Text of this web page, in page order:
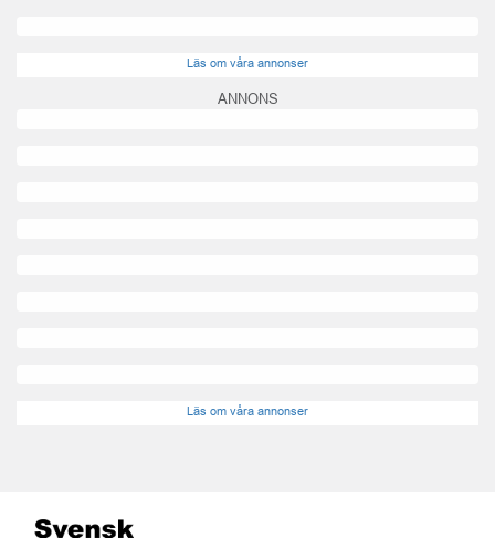
Läs om våra annonser
ANNONS
Läs om våra annonser